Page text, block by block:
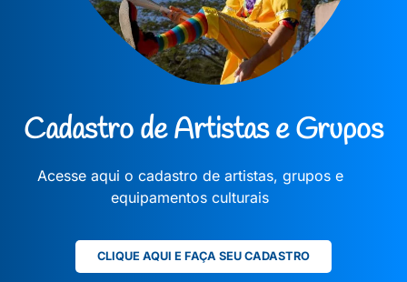
Cadastro de Artistas e Grupos
Acesse aqui o cadastro de artistas, grupos e
equipamentos culturais
CLIQUE AQUI E FAÇA SEU CADASTRO